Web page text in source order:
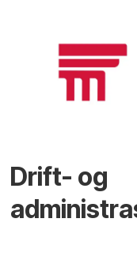
Drift- og